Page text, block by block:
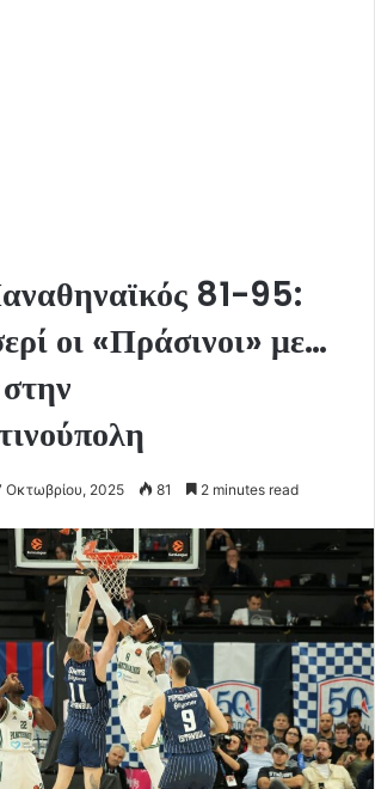
81-95:
οι «Πράσινοι» με…
Οκτωβρίου, 2025 81 2 minutes read